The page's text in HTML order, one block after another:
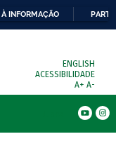
INFORMAÇÃO
ENGLISH
ACESSIBILIDADE
A+ A-